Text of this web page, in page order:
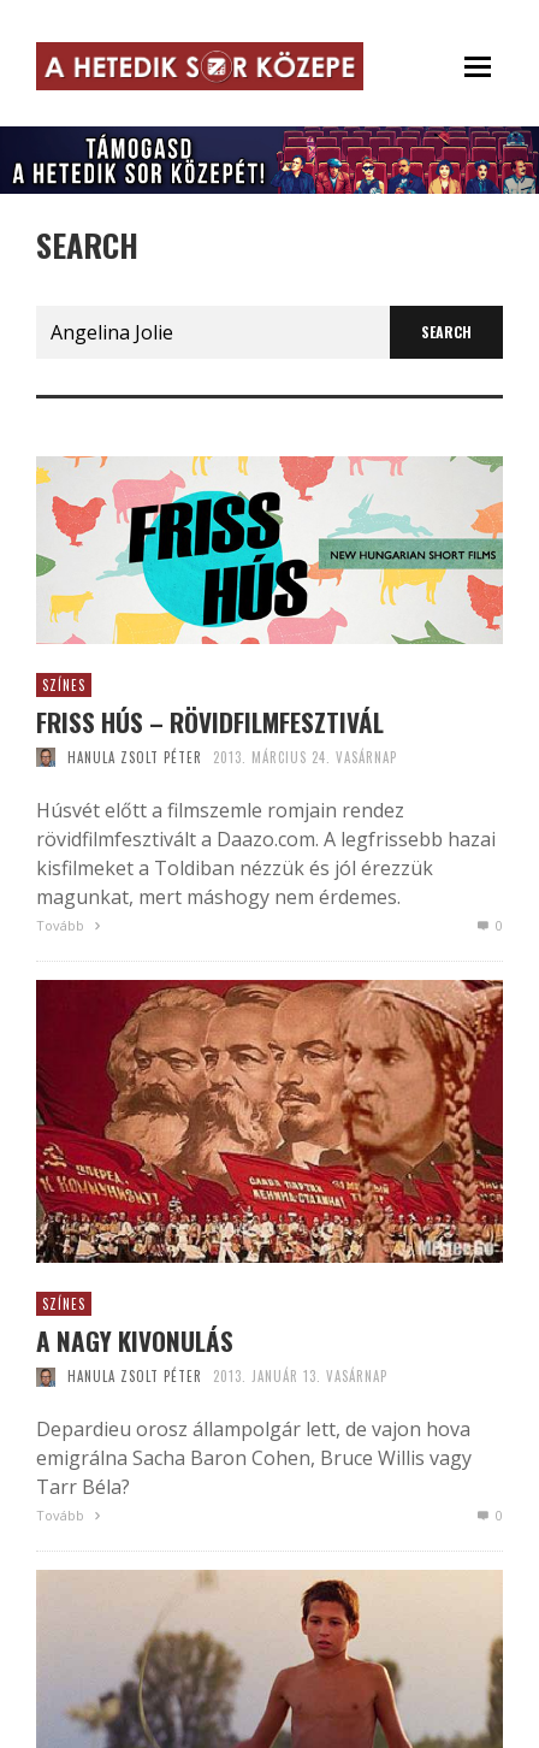
SEARCH
Search
for:
SZÍNES
FRISS HÚS – RÖVIDFILMFESZTIVÁL
HANULA ZSOLT PÉTER 2013. MÁRCIUS 24. VASÁRNAP
Húsvét előtt a filmszemle romjain rendez
rövidfilmfesztivált a Daazo.com. A legfrissebb hazai
kisfilmeket a Toldiban nézzük és jól érezzük
magunkat, mert máshogy nem érdemes.
Tovább 0
SZÍNES
A NAGY KIVONULÁS
HANULA ZSOLT PÉTER 2013. JANUÁR 13. VASÁRNAP
Depardieu orosz állampolgár lett, de vajon hova
emigrálna Sacha Baron Cohen, Bruce Willis vagy
Tarr Béla?
Tovább 0